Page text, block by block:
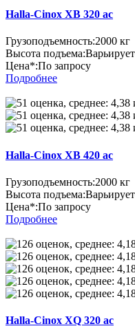
Halla-Cinox XB 320 ac
Грузоподъемность:2000 кг
Высота подъема:
Цена*:По запросу
Подробнее
Halla-Cinox XB 420 ac
Грузоподъемность:2000 кг
Высота подъема:
Цена*:По запросу
Подробнее
Halla-Cinox XQ 320 ac